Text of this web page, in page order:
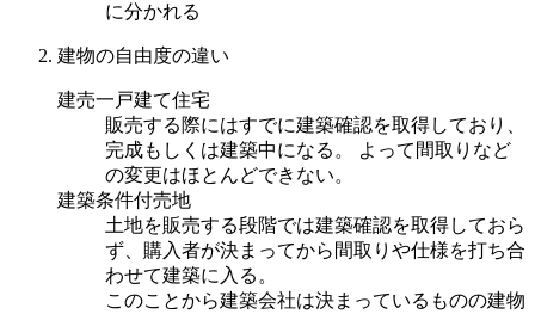
に分かれる
建物の自由度の違い
建売一戸建て住宅
販売する際にはすでに建築確認を取得しており、
完成もしくは建築中になる。 よって間取りなど
の変更はほとんどできない。
建築条件付売地
土地を販売する段階では建築確認を取得しておら
ず、購入者が決まってから間取りや仕様を打ち合
わせて建築に入る。
このことから建築会社は決まっているものの建物